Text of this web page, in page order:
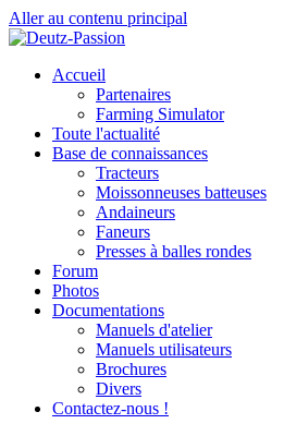
Aller au contenu principal
Accueil
Partenaires
Farming Simulator
Toute l'actualité
Base de connaissances
Tracteurs
Moissonneuses batteuses
Andaineurs
Faneurs
Presses à balles rondes
Forum
Photos
Documentations
Manuels d'atelier
Manuels utilisateurs
Brochures
Divers
Contactez-nous !